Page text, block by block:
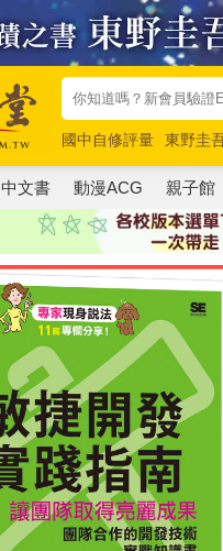
國中自修評量 東野圭
唯紅花綻放
奧德賽
中文書 動漫ACG 親子館